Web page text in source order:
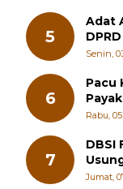
5
Senin,
6
Rabu,
7
Jumat,